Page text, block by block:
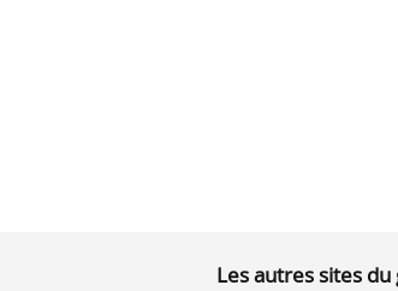
Les autres sites